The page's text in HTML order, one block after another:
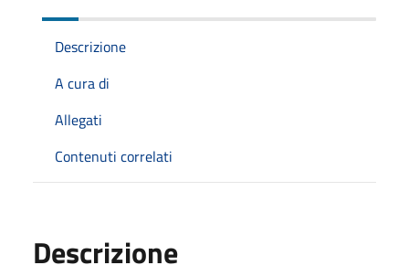
Descrizione
A cura di
Allegati
Contenuti correlati
Descrizione